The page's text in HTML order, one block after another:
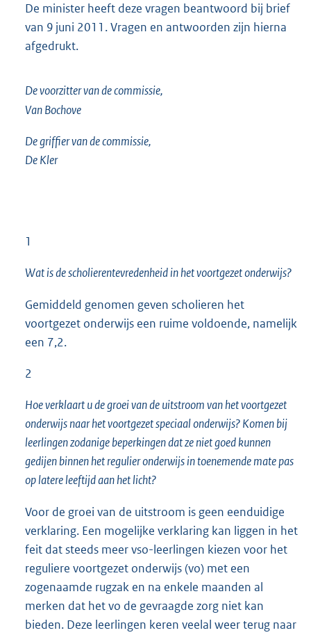
De minister heeft deze vragen beantwoord bij brief
van 9 juni 2011. Vragen en antwoorden zijn hierna
afgedrukt.
De voorzitter van de commissie,
Van Bochove
De griffier van de commissie,
De Kler
1
Wat is de scholierentevredenheid in het voortgezet onderwijs?
Gemiddeld genomen geven scholieren het
voortgezet onderwijs een ruime voldoende, namelijk
een 7,2.
2
Hoe verklaart u de groei van de uitstroom van het voortgezet
onderwijs naar het voortgezet speciaal onderwijs? Komen bij
leerlingen zodanige beperkingen dat ze niet goed kunnen
gedijen binnen het regulier onderwijs in toenemende mate pas
op latere leeftijd aan het licht?
Voor de groei van de uitstroom is geen eenduidige
verklaring. Een mogelijke verklaring kan liggen in het
feit dat steeds meer vso-leerlingen kiezen voor het
reguliere voortgezet onderwijs (vo) met een
zogenaamde rugzak en na enkele maanden al
merken dat het vo de gevraagde zorg niet kan
bieden. Deze leerlingen keren veelal weer terug naar